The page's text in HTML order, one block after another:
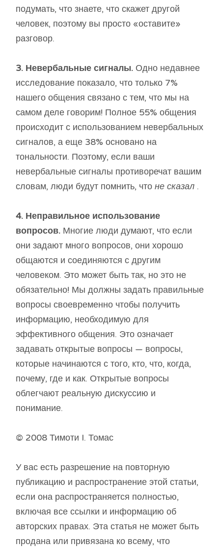
подумать, что знаете, что скажет другой
человек, поэтому вы просто «оставите»
разговор.
3. Невербальные сигналы. Одно недавнее
исследование показало, что только 7%
нашего общения связано с тем, что мы на
самом деле говорим! Полное 55% общения
происходит с использованием невербальных
сигналов, а еще 38% основано на
тональности. Поэтому, если ваши
невербальные сигналы противоречат вашим
словам, люди будут помнить, что не сказал .
4. Неправильное использование
вопросов. Многие люди думают, что если
они задают много вопросов, они хорошо
общаются и соединяются с другим
человеком. Это может быть так, но это не
обязательно! Мы должны задать правильные
вопросы своевременно чтобы получить
информацию, необходимую для
эффективного общения. Это означает
задавать открытые вопросы — вопросы,
которые начинаются с того, кто, что, когда,
почему, где и как. Открытые вопросы
облегчают реальную дискуссию и
понимание.
© 2008 Тимоти I. Томас
У вас есть разрешение на повторную
публикацию и распространение этой статьи,
если она распространяется полностью,
включая все ссылки и информацию об
авторских правах. Эта статья не может быть
продана или привязана ко всему, что